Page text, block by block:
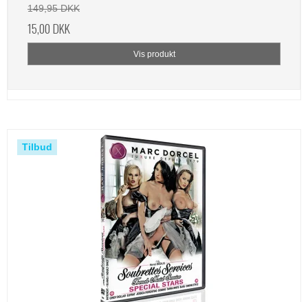
149,95 DKK
15,00 DKK
Vis produkt
Tilbud